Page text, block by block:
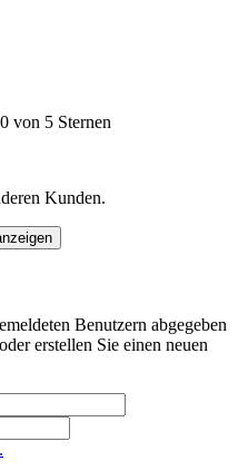
von 5 Sternen
Kunden.
Benutzern abgegeben
erstellen Sie einen neuen